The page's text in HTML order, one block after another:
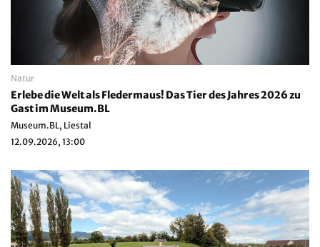
Natur
Erlebe die Welt als Fledermaus! Das Tier des Jahres 2026 zu
Gast im Museum.BL
Museum.BL, Liestal
12.09.2026, 13:00